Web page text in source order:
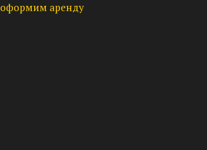
оформим аренду